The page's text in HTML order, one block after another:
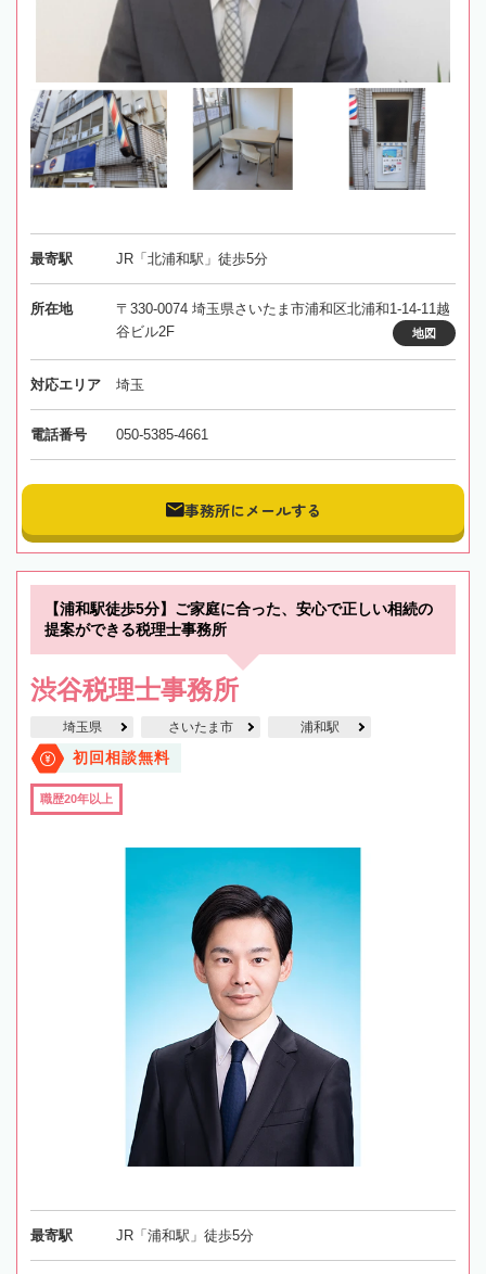
最寄駅 JR「北浦和駅」徒歩5分
所在地
〒330-0074 埼玉県さいたま市浦和区北浦和1-14-11越
谷ビル2F
地図
対応エリア 埼玉
電話番号 050-5385-4661
事務所にメールする
【浦和駅徒歩5分】ご家庭に合った、安心で正しい相続の
提案ができる税理士事務所
渋谷税理士事務所
埼玉県 さいたま市 浦和駅
初回相談無料
職歴20年以上
最寄駅 JR「浦和駅」徒歩5分